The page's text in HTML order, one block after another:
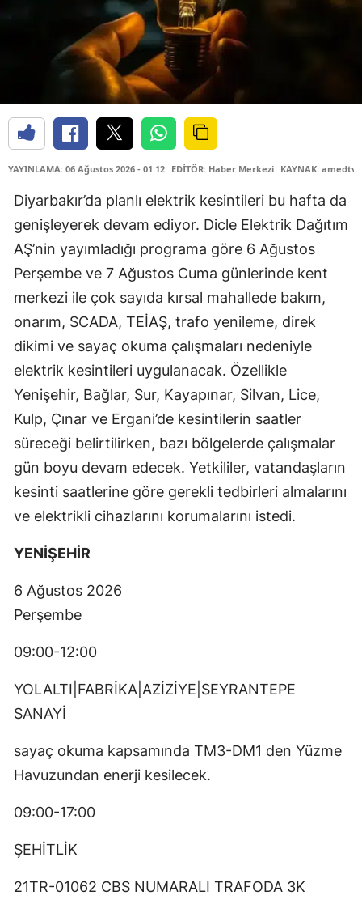
YAYINLAMA: 06 Ağustos 2026 - 01:12 EDİTÖR: Haber Merkezi KAYNAK:
Diyarbakır’da planlı elektrik kesintileri bu hafta da
genişleyerek devam ediyor. Dicle Elektrik Dağıtım
AŞ’nin yayımladığı programa göre 6 Ağustos
Perşembe ve 7 Ağustos Cuma günlerinde kent
merkezi ile çok sayıda kırsal mahallede bakım,
onarım, SCADA, TEİAŞ, trafo yenileme, direk
dikimi ve sayaç okuma çalışmaları nedeniyle
elektrik kesintileri uygulanacak. Özellikle
Yenişehir, Bağlar, Sur, Kayapınar, Silvan, Lice,
Kulp, Çınar ve Ergani’de kesintilerin saatler
süreceği belirtilirken, bazı bölgelerde çalışmalar
gün boyu devam edecek. Yetkililer, vatandaşların
kesinti saatlerine göre gerekli tedbirleri almalarını
ve elektrikli cihazlarını korumalarını istedi.
YENİŞEHİR
6 Ağustos 2026
Perşembe
09:00-12:00
YOLALTI|FABRİKA|AZİZİYE|SEYRANTEPE
SANAYİ
sayaç okuma kapsamında TM3-DM1 den Yüzme
Havuzundan enerji kesilecek.
09:00-17:00
ŞEHİTLİK
21TR-01062 CBS NUMARALI TRAFODA 3K